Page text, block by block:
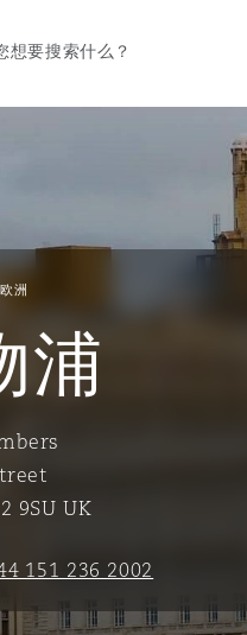
Jets
Liability
Dispute
商业与合规保险
Arbitration
Disputes
Litigation
& Natural Resources
& Commodities
Form
Commercial &
Risk
Disputes
护法
施
Bribery & Corruption
Investigations
赔新模式
想要搜索什么？
洲
浦
9SU UK
151 236 2002